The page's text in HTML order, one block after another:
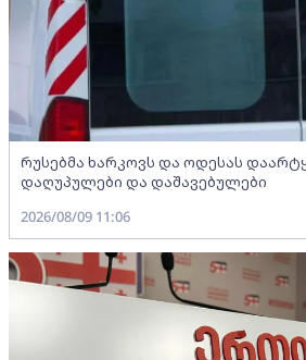
რუსებმა ხარკოვს და ოდესას
დაღუპულები და დაშავებულები
2026/08/09 11:06